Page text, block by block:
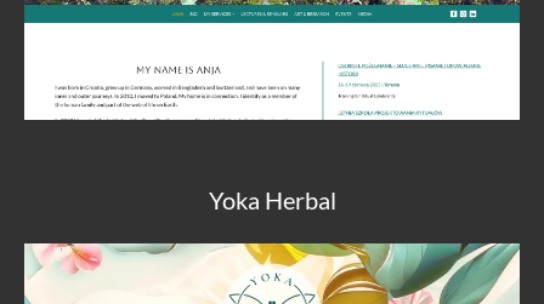
Yoka Herbal